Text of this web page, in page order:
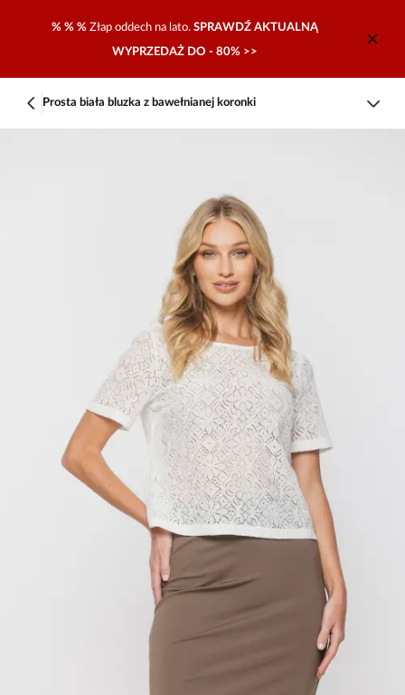
% % % Złap oddech na lato. SPRAWDŹ AKTUALNĄ
WYPRZEDAŻ DO - 80% >>
Prosta biała bluzka z bawełnianej koronki